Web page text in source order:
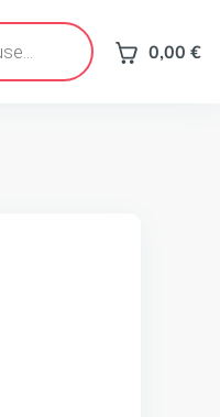
0,00 €